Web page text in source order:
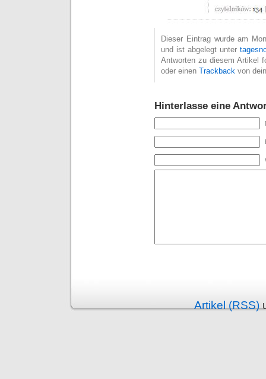
Dieser Eintrag wurde am
und ist abgelegt unter
Antworten zu diesem Artikel
oder einen Trackback von
Hinterlasse eine
Artikel (RSS)